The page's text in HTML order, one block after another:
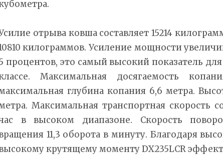
отрыва ковша составляет 15214
килограммов. Усиление мощности
процентов, это самый высокий показатель
Максимальная досягаемость
глубина копания 6,6 метра.
Максимальная транспортная скорость
в высоком диапазоне. Скорость
11,3 оборота в минуту. Благодаря
крутящему моменту DX235LCR